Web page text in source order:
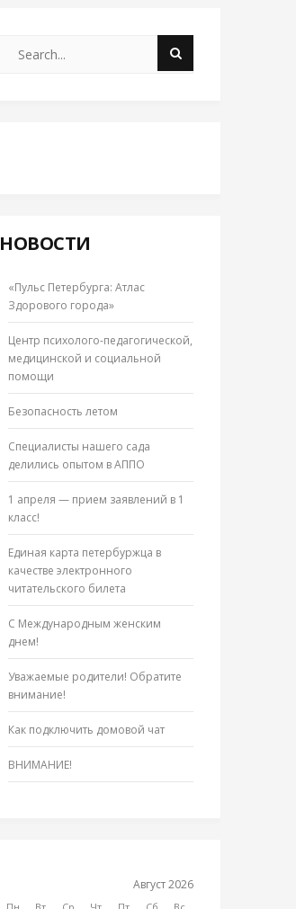
НОВОСТИ
«Пульс Петербурга: Атлас
Здорового города»
Центр психолого-педагогической,
медицинской и социальной
помощи
Безопасность летом
Специалисты нашего сада
делились опытом в АППО
1 апреля — прием заявлений в 1
класс!
Единая карта петербуржца в
качестве электронного
читательского билета
С Международным женским
днем!
Уважаемые родители! Обратите
внимание!
Как подключить домовой чат
ВНИМАНИЕ!
Август 2026